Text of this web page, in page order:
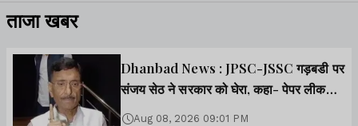
ताजा खबर
Dhanbad News : JPSC-JSSC गड़बडी पर
संजय सेठ ने सरकार को घेरा, कहा- पेपर लीक
नहीं, सीटों की हुई बिक्री
Aug 08, 2026 09:01 PM